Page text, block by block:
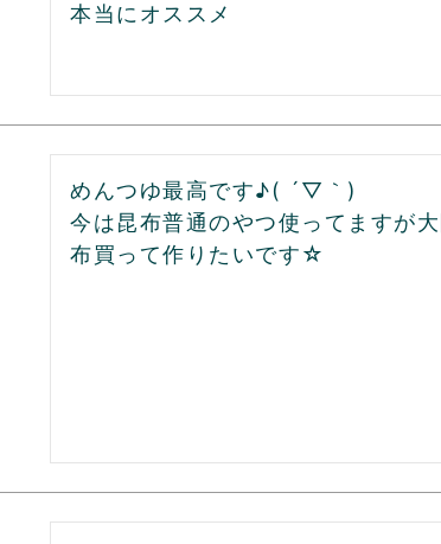
本当にオススメ
めんつゆ最高です♪( ´▽｀)
今は昆布普通のやつ使ってますが
布買って作りたいです☆